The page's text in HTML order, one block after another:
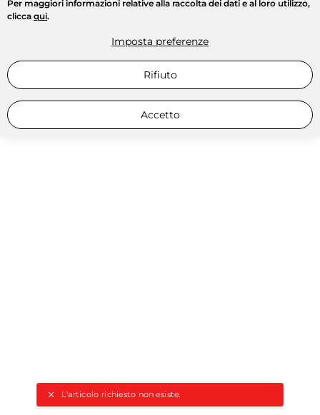
L'articolo richiesto non esiste.
Per maggiori informazioni relative alla raccolta dei dati e al loro utilizzo,
clicca qui.
Imposta preferenze
Rifiuto
Accetto